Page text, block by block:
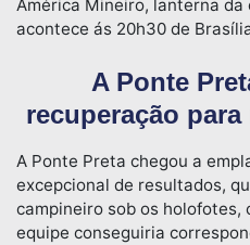
América Mineiro, lanterna da
acontece ás 20h30 de
A Ponte
recuperação
A Ponte Preta chegou a
excepcional de resultados,
campineiro sob os holofotes,
equipe conseguiria